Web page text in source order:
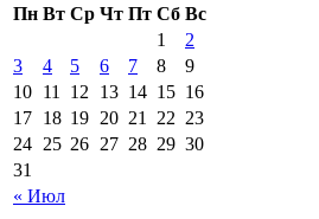
Пн Вт Ср Чт Пт Сб Вс
« Июл
1
2
3
4 5 6 7 8
9
10 11 12 13 14 15 16
17 18 19 20 21 22 23
24 25 26 27 28 29 30
31